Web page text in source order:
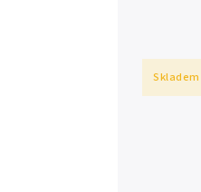
pěkná...
Skladem